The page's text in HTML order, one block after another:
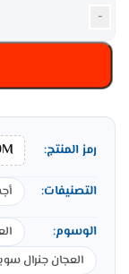
-
رمز المنتج:
التصنيفات:
الوسوم:
العجان جنرال